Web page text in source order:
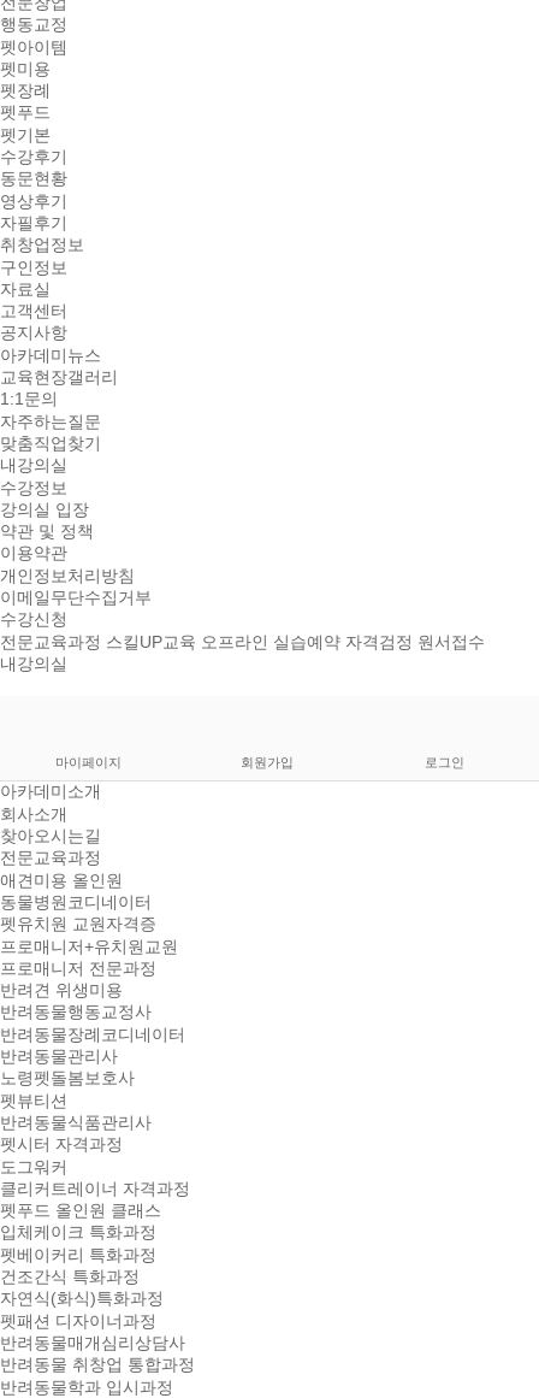
행동교정
펫아이템
펫미용
펫장례
펫푸드
펫기본
수강후기
동문현황
영상후기
자필후기
취창업정보
구인정보
자료실
고객센터
공지사항
아카데미뉴스
교육현장갤러리
1:1문의
자주하는질문
맞춤직업찾기
내강의실
수강정보
강의실 입장
약관 및 정책
이용약관
개인정보처리방침
이메일무단수집거부
수강신청
전문교육과정 스킬UP교육 오프라인 실습예약 자격검정 원서접수
내강의실
마이페이지 회원가입 로그인
아카데미소개
회사소개
찾아오시는길
전문교육과정
애견미용 올인원
동물병원코디네이터
펫유치원 교원자격증
프로매니저+유치원교원
프로매니저 전문과정
반려견 위생미용
반려동물행동교정사
반려동물장례코디네이터
반려동물관리사
노령펫돌봄보호사
펫뷰티션
반려동물식품관리사
펫시터 자격과정
도그워커
클리커트레이너 자격과정
펫푸드 올인원 클래스
입체케이크 특화과정
펫베이커리 특화과정
건조간식 특화과정
자연식(화식)특화과정
펫패션 디자이너과정
반려동물매개심리상담사
반려동물 취창업 통합과정
반려동물학과 입시과정